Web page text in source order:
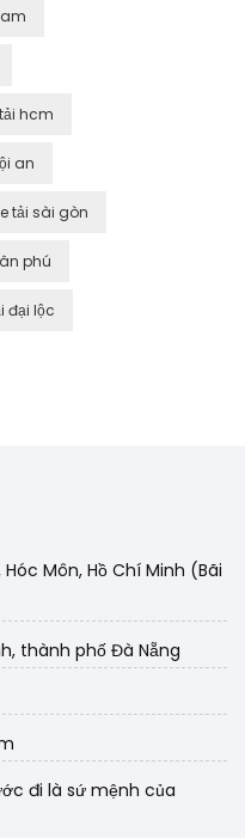
hcm
an
tải sài gòn
phú
đại lộc
Hóc Môn, Hồ Chí Minh (Bãi
thành phố Đà Nẵng
đi là sứ mệnh của